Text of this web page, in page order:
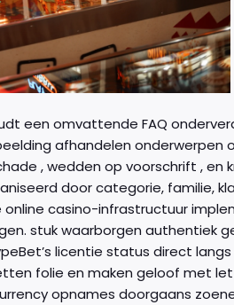
een omvattende FAQ
afhandelen onderwerpen
, wedden op voorschrift , en
door categorie, familie,
online casino-infrastructuur
stuk waarborgen authentiek
licentie status direct
folie en maken geloof met
opnames doorgaans